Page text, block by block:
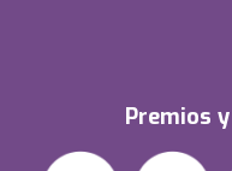
Premios